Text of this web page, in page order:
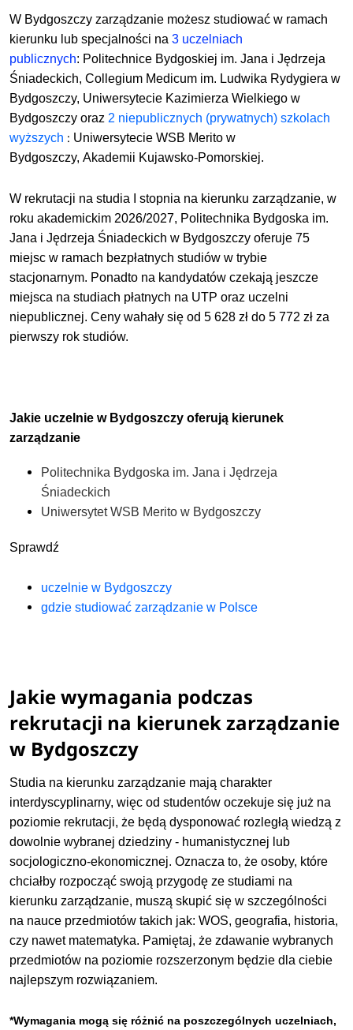
W Bydgoszczy zarządzanie możesz studiować w ramach
kierunku lub specjalności na3 uczelniach
publicznych: Politechnice Bydgoskiej im. Jana i Jędrzeja
Śniadeckich,Collegium Medicum im. Ludwika Rydygiera w
Bydgoszczy, Uniwersytecie Kazimierza Wielkiego w
Bydgoszczyoraz2 niepublicznych (prywatnych) szkolach
wyższych : Uniwersytecie WSB Merito w
Bydgoszczy,Akademii Kujawsko-Pomorskiej.
W rekrutacji na studia I stopnia na kierunku zarządzanie, w
roku akademickim 2026/2027, Politechnika Bydgoska im.
Jana i Jędrzeja Śniadeckich w Bydgoszczy oferuje 75
miejsc w ramach bezpłatnych studiów w trybie
stacjonarnym. Ponadto na kandydatów czekają jeszcze
miejsca na studiach płatnych na UTP oraz uczelni
niepublicznej. Ceny wahały się od 5 628 zł do 5 772 zł za
pierwszy rok studiów.
Jakie uczelnie w Bydgoszczy oferują kierunek
zarządzanie
Politechnika Bydgoska im. Jana i Jędrzeja
Śniadeckich
Uniwersytet WSB Merito w Bydgoszczy
Sprawdź
uczelnie w Bydgoszczy
gdzie studiować zarządzanie w Polsce
Jakie wymagania podczas
rekrutacji na kierunek zarządzanie
w Bydgoszczy
Studia na kierunku zarządzanie mają charakter
interdyscyplinarny, więc od studentów oczekuje się już na
poziomie rekrutacji, że będą dysponować rozległą wiedzą z
dowolnie wybranej dziedziny - humanistycznej lub
socjologiczno-ekonomicznej. Oznacza to, że osoby, które
chciałby rozpocząć swoją przygodę ze studiami na
kierunku zarządzanie, muszą skupić się w szczególności
na nauce przedmiotów takich jak: WOS, geografia, historia,
czy nawet matematyka. Pamiętaj, że zdawanie wybranych
przedmiotów na poziomie rozszerzonym będzie dla ciebie
najlepszym rozwiązaniem.
*Wymagania mogą się różnić na poszczególnych uczelniach,